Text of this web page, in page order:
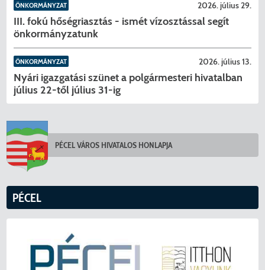
ÖNKORMÁNYZAT 2026. július 29.
III. fokú hőségriasztás - ismét vízosztással segít
önkormányzatunk
ÖNKORMÁNYZAT 2026. július 13.
Nyári igazgatási szünet a polgármesteri hivatalban
július 22-től július 31-ig
PÉCEL VÁROS HIVATALOS HONLAPJA
PÉCEL